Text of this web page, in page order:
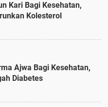
Kari Bagi Kesehatan,
Kolesterol
Ajwa Bagi Kesehatan,
Diabetes